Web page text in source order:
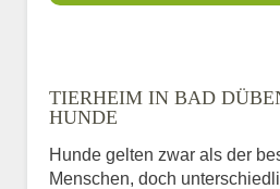
E-Mail*
TIERHEIM IN BAD
HUNDE
Hunde gelten zwar als der
Menschen, doch